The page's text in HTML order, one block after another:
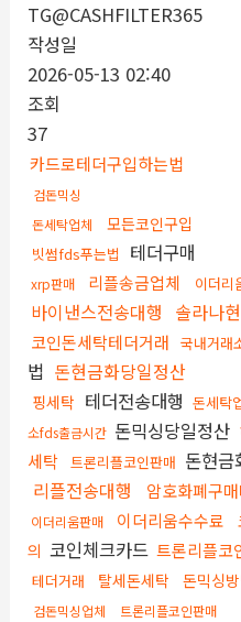
TG@CASHFILTER365
작성일
2026-05-13 02:40
조회
37
카드로테더구입하는법
검돈믹싱
돈세탁업체
모든코인구입
빗썸fds푸는법 테더구매
xrp판매 리플송금업체 이더리
바이낸스전송대행 솔라나
코인돈세탁테더거래 국내거래
법 돈현금화당일정산
핑세탁 테더전송대행 돈세탁
소fds출금시간 돈믹싱당일정산
세탁 트론리플코인판매 돈현금
리플전송대행
암호화폐구
이더리움판매 이더리움수수료
의 코인체크카드 트론리플코
테더거래 탈세돈세탁 돈믹싱
검돈믹싱업체 트론리플코인판매